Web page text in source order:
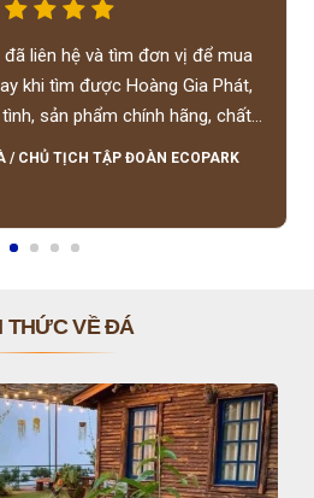
liên hệ và tìm đơn vị để mua
khi tìm được Hoàng Gia Phát,
sản phẩm chính hãng, chất
hợp lý, hỗ trợ tận tình.
/ CHỦ TỊCH TẬP ĐOÀN ECOPARK
THỨC VỀ ĐÁ